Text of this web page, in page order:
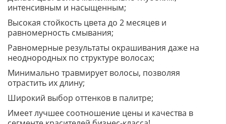
интенсивным и насыщенным;
Высокая стойкость цвета до 2 месяцев и
равномерность смывания;
Равномерные результаты окрашивания даже на
неоднородных по структуре волосах;
Минимально травмирует волосы, позволяя
отрастить их длину;
Широкий выбор оттенков в палитре;
Имеет лучшее соотношение цены и качества в